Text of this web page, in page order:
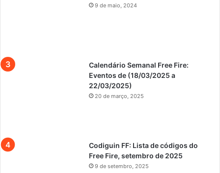
9 de maio, 2024
Calendário Semanal Free Fire:
Eventos de (18/03/2025 a
22/03/2025)
20 de março, 2025
Codiguin FF: Lista de códigos do
Free Fire, setembro de 2025
9 de setembro, 2025